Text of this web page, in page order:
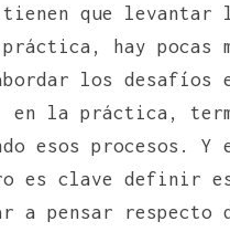
tienen que levantar
hay pocas
los desafíos
la práctica,
esos procesos.
es clave definir
a pensar respecto